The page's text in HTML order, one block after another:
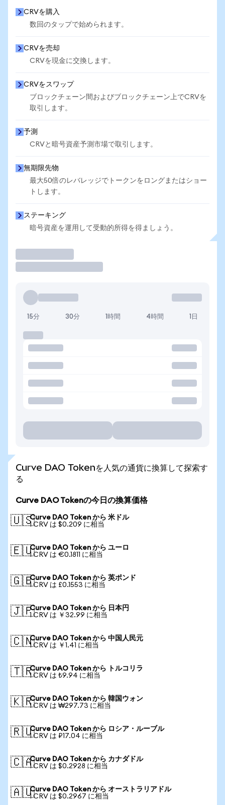
CRVを購入
数回のタップで始められます。
CRVを売却
CRVを現金に交換します。
CRVをスワップ
ブロックチェーン間およびブロックチェーン上でCRVを
取引します。
予測
CRVと暗号資産予測市場で取引します。
無期限先物
最大50倍のレバレッジでトークンをロングまたはショー
トします。
ステーキング
暗号資産を運用して受動的所得を得ましょう。
15分 30分 1時間 4時間 1日
Curve DAO Tokenを人気の通貨に換算して探索す
る
Curve DAO Tokenの今日の換算価格
🇺🇸Curve DAO Token から 米ドル
1 CRV は $0.209 に相当
🇪🇺Curve DAO Token から ユーロ
1 CRV は €0.1811 に相当
🇬🇧Curve DAO Token から 英ポンド
1 CRV は £0.1553 に相当
🇯🇵Curve DAO Token から 日本円
1 CRV は ￥32.99 に相当
🇨🇳Curve DAO Token から 中国人民元
1 CRV は ￥1.41 に相当
🇹🇷Curve DAO Token から トルコリラ
1 CRV は ₺9.94 に相当
🇰🇷Curve DAO Token から 韓国ウォン
1 CRV は ₩297.73 に相当
🇷🇺Curve DAO Token から ロシア・ルーブル
1 CRV は ₽17.04 に相当
🇨🇦Curve DAO Token から カナダドル
1 CRV は $0.2928 に相当
🇦🇺Curve DAO Token から オーストラリアドル
1 CRV は $0.2967 に相当